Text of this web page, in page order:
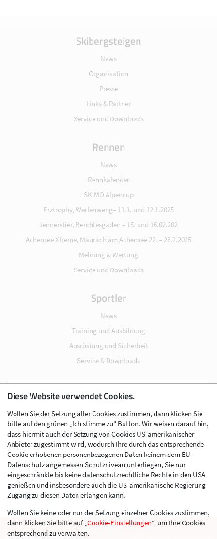
Skibergsteigen
News
Organisation
Presse
Links & Partner
Service und Downloads
Rennen
News
Rennkalender
SKIMO Alpencup
Erztrophy, Werfenweng– 11.1. und 12.1.2025
Jennerstier, Berchtesgaden – 15. und 16.02.202
Achensee Xtreme, Maurach am Achensee 22. – 23.2.2025
Meldung & Wertung
Service und Downloads
Sportler
News
Training und Ausbildung
Ausrüstung und Sicherheit
Service & Downloads
Impressum
Datenschutz
Cookie-Einstellungen
AGB
Kontakt
Werben im Skibergsteigen
Diese Website verwendet Cookies.
Wollen Sie der Setzung aller Cookies zustimmen, dann klicken Sie
bitte auf den grünen „Ich stimme zu“ Button. Wir weisen darauf hin,
dass hiermit auch der Setzung von Cookies US-amerikanischer
Anbieter zugestimmt wird, wodurch Ihre durch das entsprechende
Cookie erhobenen personenbezogenen Daten keinem dem EU-
Datenschutz angemessen Schutzniveau unterliegen, Sie nur
eingeschränkte bis keine datenschutzrechtliche Rechte in den USA
genießen und insbesondere auch die US-amerikanische Regierung
Zugang zu diesen Daten erlangen kann.
Wollen Sie keine oder nur der Setzung einzelner Cookies zustimmen,
dann klicken Sie bitte auf „Cookie-Einstellungen“, um Ihre Cookies
entsprechend zu verwalten.